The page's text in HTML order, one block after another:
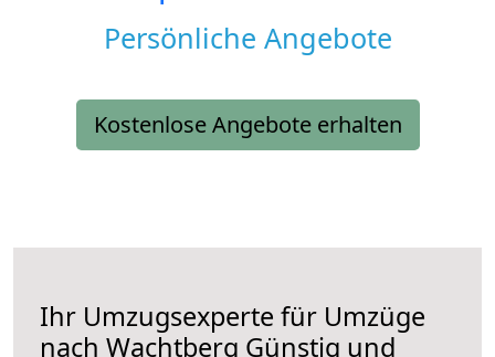
Persönliche Angebote
Kostenlose Angebote erhalten
Ihr Umzugsexperte für Umzüge
nach Wachtberg Günstig und